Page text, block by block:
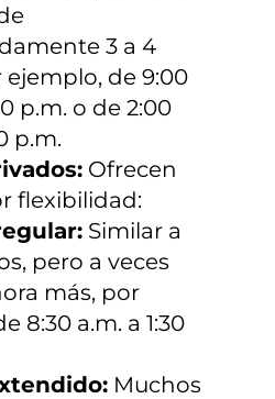
3 a 4
ejemplo, de 9:00
p.m. o de 2:00
p.m.
Ofrecen
flexibilidad:
Similar a
pero a veces
más, por
8:30 a.m. a 1:30
Muchos